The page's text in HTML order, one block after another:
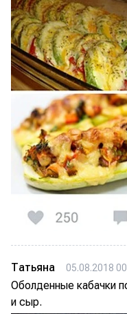
Татьяна 05.08.2018
Оболденные кабачки
и сыр.